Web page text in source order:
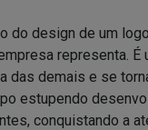
do design de um
representa.
das demais e se
estupendo
conquistando a